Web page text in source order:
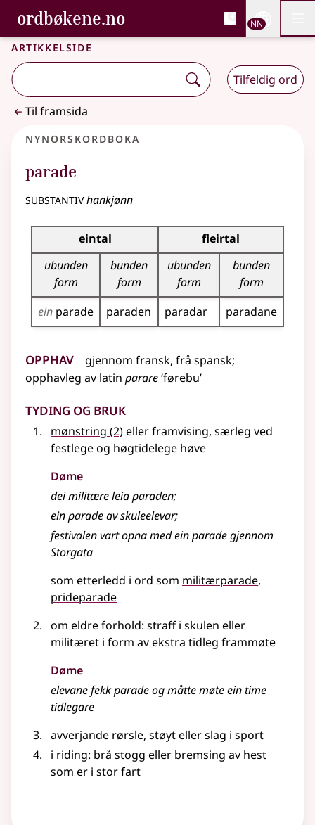
Gå til hovudinnhald
Tilgjenge
ordbøkene.no, Bokmålsordboka og
Bokmålsordboka og Nynorskordboka
NN
Artikkelside
Tilfeldig ord
Til framsida
Nynorskordboka
parade
substantivhankjønn
Bøyningstabell for dette substantivet
eintal
fleirtal
ubunden
form
bunden
form
ubunden
form
bunden
form
ein parade paraden paradar paradane
Opphav gjennom fransk, frå spansk;
opphavleg av latin parare‘førebu’
Tyding og bruk
mønstring (2)eller framvising, særleg ved
festlege og høgtidelege høve
Døme
dei militære leia paraden;
ein parade av skuleelevar;
festivalen vart opna med ein parade gjennom
Storgata
som etterledd i ord som militærparade
prideparade
om eldre forhold: straff i skulen eller
militæret i form av ekstra tidleg frammøte
Døme
elevane fekk parade og måtte møte ein time
tidlegare
avverjande rørsle, støyt eller slag i sport
i riding: brå stogg eller bremsing av hest
som er i stor fart